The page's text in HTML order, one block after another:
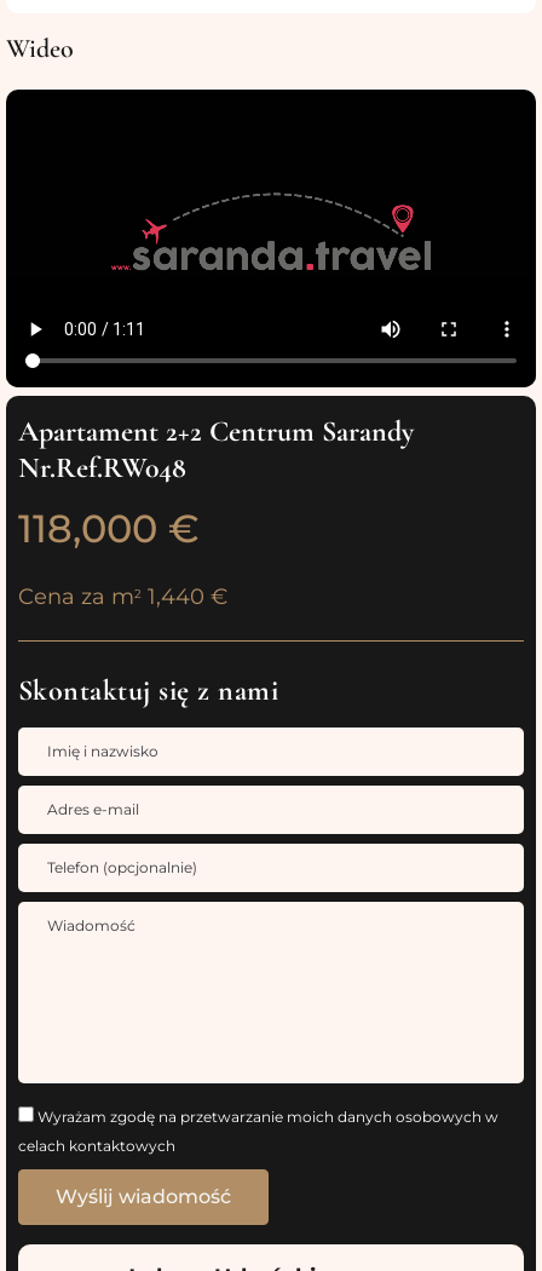
Wideo
Apartament 2+2 Centrum Sarandy
Nr.Ref.RW048
118,000 €
Cena za m2 1,440 €
Skontaktuj się z nami
Wyrażam zgodę na przetwarzanie moich danych osobowych w
celach kontaktowych